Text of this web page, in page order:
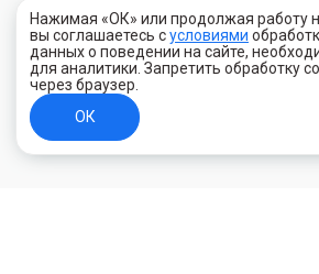
Нажимая «ОК» или продолжая работу
вы соглашаетесь сусловиями
данных о поведении на сайте,
для аналитики. Запретить обработку
через браузер.
ОК